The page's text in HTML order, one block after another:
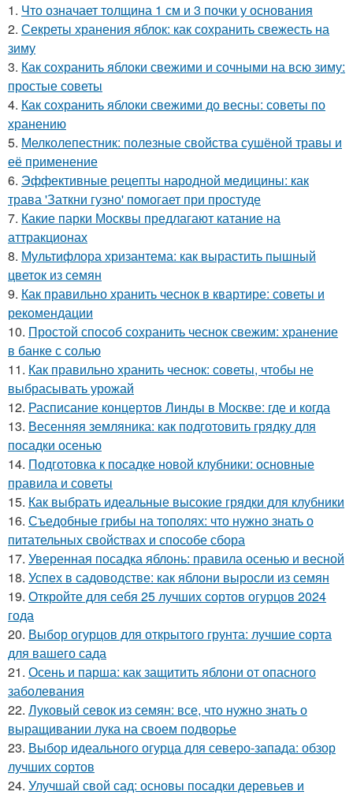
1. Что означает толщина 1 см и 3 почки у основания
2. Секреты хранения яблок: как сохранить свежесть на
зиму
3. Как сохранить яблоки свежими и сочными на всю зиму:
простые советы
4. Как сохранить яблоки свежими до весны: советы по
хранению
5. Мелколепестник: полезные свойства сушёной травы и
её применение
6. Эффективные рецепты народной медицины: как
трава 'Заткни гузно' помогает при простуде
7. Какие парки Москвы предлагают катание на
аттракционах
8. Мультифлора хризантема: как вырастить пышный
цветок из семян
9. Как правильно хранить чеснок в квартире: советы и
рекомендации
10. Простой способ сохранить чеснок свежим: хранение
в банке с солью
11. Как правильно хранить чеснок: советы, чтобы не
выбрасывать урожай
12. Расписание концертов Линды в Москве: где и когда
13. Весенняя земляника: как подготовить грядку для
посадки осенью
14. Подготовка к посадке новой клубники: основные
правила и советы
15. Как выбрать идеальные высокие грядки для клубники
16. Съедобные грибы на тополях: что нужно знать о
питательных свойствах и способе сбора
17. Уверенная посадка яблонь: правила осенью и весной
18. Успех в садоводстве: как яблони выросли из семян
19. Откройте для себя 25 лучших сортов огурцов 2024
года
20. Выбор огурцов для открытого грунта: лучшие сорта
для вашего сада
21. Осень и парша: как защитить яблони от опасного
заболевания
22. Луковый севок из семян: все, что нужно знать о
выращивании лука на своем подворье
23. Выбор идеального огурца для северо-запада: обзор
лучших сортов
24. Улучшай свой сад: основы посадки деревьев и